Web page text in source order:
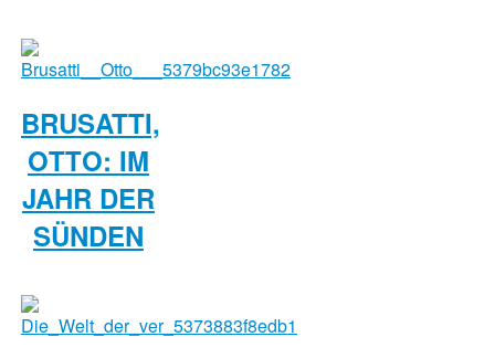
BRUSATTI,
OTTO: IM
JAHR DER
SÜNDEN